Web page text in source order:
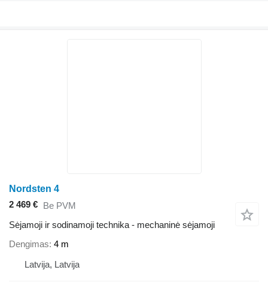
Nordsten 4
2 469 € Be PVM
Sėjamoji ir sodinamoji technika - mechaninė sėjamoji
Dengimas 4 m
Latvija, Latvija